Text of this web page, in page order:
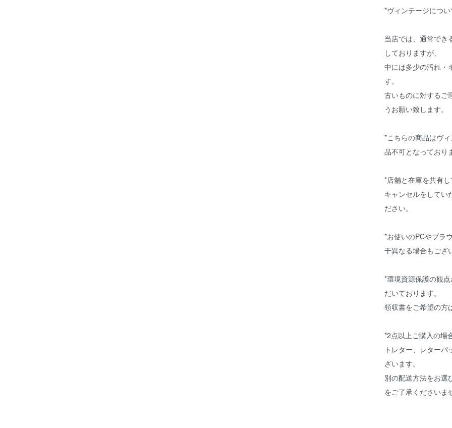
*ヴィンテージにつ
当店では、通常でき
しておりますが、
中には多少の汚れ・
す。
古いものに対するご
うお願い致します。
*こちらの商品はヴ
品不可となっており
*店舗と在庫を共有
キャンセルをしてい
ださい。
*お使いのPCやブラ
干異なる場合もござ
*環境資源保護の観
だいております。
領収書をご希望の方
*2点以上ご購入の場
トレター、レター
ざいます。
別の配送方法をお選
をご了承くださいま